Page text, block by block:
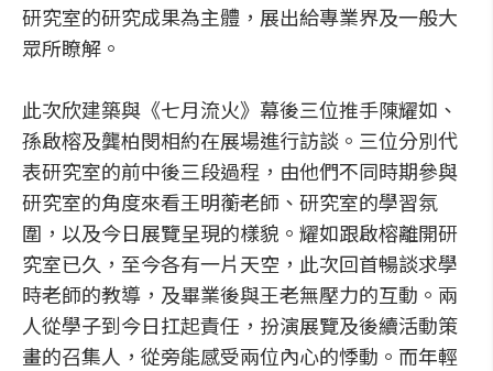
研究室的研究成果為主體，展出給專業界及一般大
眾所瞭解。
此次欣建築與《七月流火》幕後三位推手陳耀如、
孫啟榕及龔柏閔相約在展場進行訪談。三位分別代
表研究室的前中後三段過程，由他們不同時期參與
研究室的角度來看王明蘅老師、研究室的學習氛
圍，以及今日展覽呈現的樣貌。耀如跟啟榕離開研
究室已久，至今各有一片天空，此次回首暢談求學
時老師的教導，及畢業後與王老無壓力的互動。兩
人從學子到今日扛起責任，扮演展覽及後續活動策
畫的召集人，從旁能感受兩位內心的悸動。而年輕